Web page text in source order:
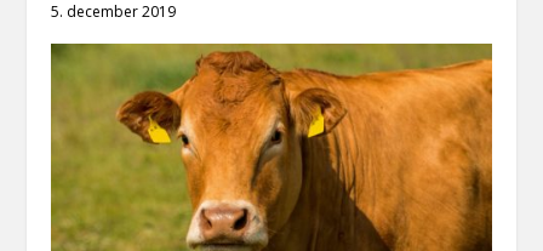
5. december 2019